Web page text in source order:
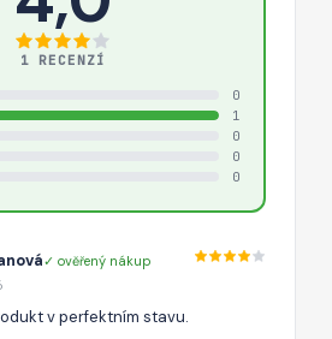
1 RECENZÍ
0
1
0
0
0
✓ ověřený nákup
v perfektním stavu.